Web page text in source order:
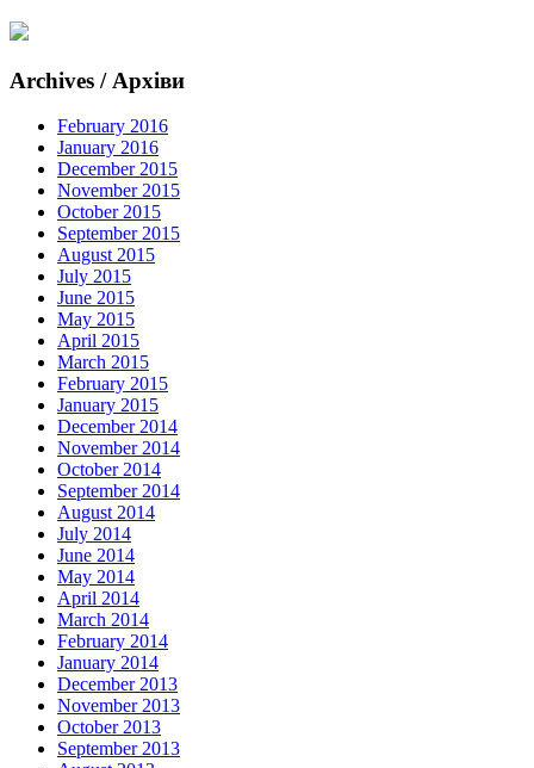
Archives / Архіви
February 2016
January 2016
December 2015
November 2015
October 2015
September 2015
August 2015
July 2015
June 2015
May 2015
April 2015
March 2015
February 2015
January 2015
December 2014
November 2014
October 2014
September 2014
August 2014
July 2014
June 2014
May 2014
April 2014
March 2014
February 2014
January 2014
December 2013
November 2013
October 2013
September 2013